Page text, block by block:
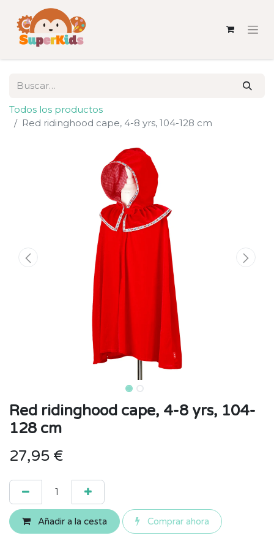
Todos los productos
Red ridinghood cape, 4-8 yrs, 104-128 cm
Red ridinghood cape, 4-8 yrs, 104-
128 cm
27,95 €
Añadir a la cesta Comprar ahora